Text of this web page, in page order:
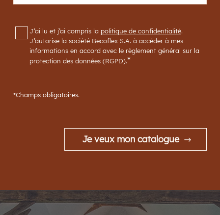
RGPD*
J’ai lu et j’ai compris la politique de confidentialité.
J’autorise la société Becoflex S.A. à accéder à mes
informations en accord avec le règlement général sur la
protection des données (RGPD).*
*Champs obligatoires.
Je veux mon catalogue